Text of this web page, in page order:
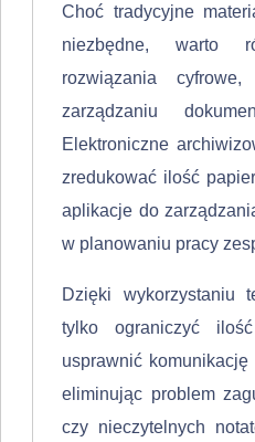
Choć tradycyjne
niezbędne, warto
rozwiązania
zarządzaniu
Elektroniczne
zredukować ilość
aplikacje do
w planowaniu pracy
Dzięki wykorzystaniu
tylko ograniczyć
usprawnić
eliminując problem
czy nieczytelnych